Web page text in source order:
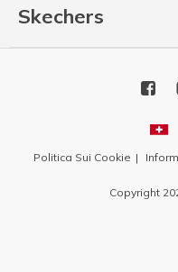
Skechers
Politica Sui Cookie
Copyright